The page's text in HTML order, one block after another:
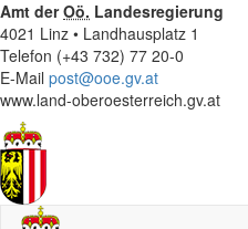
Amt derOö. Landesregierung
4021 Linz • Landhausplatz 1
Telefon (+43 732) 77 20-0
E-Mail post@ooe.gv.at
www.land-oberoesterreich.gv.at